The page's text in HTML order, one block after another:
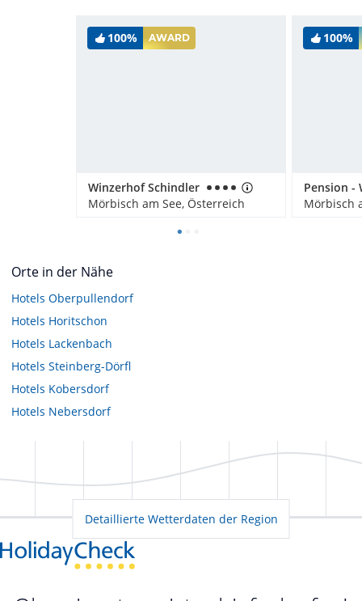
100% AWARD
Winzerhof Schindler
Mörbisch am See, Österreich
100%
Mörbisch
Orte in der Nähe
Hotels Oberpullendorf
Hotels Horitschon
Hotels Lackenbach
Hotels Steinberg-Dörfl
Hotels Kobersdorf
Hotels Nebersdorf
Detaillierte Wetterdaten der Region